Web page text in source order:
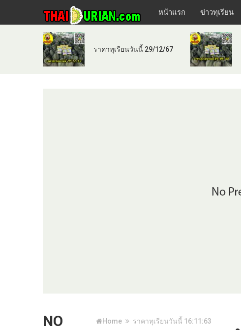
หน้าแรก ข่าวทุเรียน
ราคาทุเรียนวันนี้ 29/12/67
NO Home ราคาทุเรียนวันนี้ 16:11:63